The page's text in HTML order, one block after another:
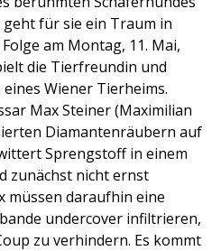
geht für sie ein Traum in
am Montag, 11. Mai,
die Tierfreundin und
Wiener Tierheims.
Max Steiner (Maximilian
Diamantenräubern auf
Sprengstoff in einem
zunächst nicht ernst
müssen daraufhin eine
undercover infiltrieren,
zu verhindern. Es kommt